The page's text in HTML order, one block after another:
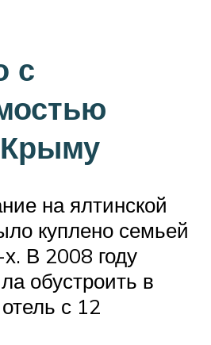
с
на ялтинской
куплено семьей
В 2008 году
обустроить в
с 12